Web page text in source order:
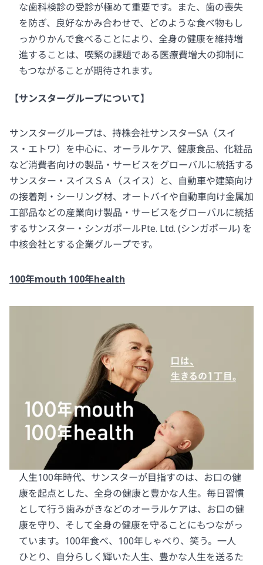
な歯科検診の受診が極めて重要です。また、歯の喪失
を防ぎ、良好なかみ合わせで、どのような食べ物もし
っかりかんで食べることにより、全身の健康を維持増
進することは、喫緊の課題である医療費増大の抑制に
もつながることが期待されます。
【サンスターグループについて】
サンスターグループは、持株会社サンスターSA（スイ
ス・エトワ）を中心に、オーラルケア、健康食品、化粧品
など消費者向けの製品・サービスをグローバルに統括する
サンスター・スイスＳＡ（スイス）と、自動車や建築向け
の接着剤・シーリング材、オートバイや自動車向け金属加
工部品などの産業向け製品・サービスをグローバルに統括
するサンスター・シンガポールPte. Ltd. (シンガポール) を
中核会社とする企業グループです。
100年mouth 100年health
人生100年時代、サンスターが目指すのは、お口の健
康を起点とした、全身の健康と豊かな人生。毎日習慣
として行う歯みがきなどのオーラルケアは、お口の健
康を守り、そして全身の健康を守ることにもつながっ
ています。100年食べ、100年しゃべり、笑う。一人
ひとり、自分らしく輝いた人生、豊かな人生を送るた